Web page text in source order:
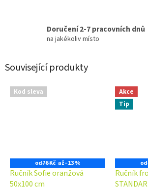
Doručení 2-7 pracovních dnů
na jakékoliv místo
Související produkty
Kod sleva
od76 Kč až–13 %
Ručník Sofie oranžová
50x100 cm
Akce
Tip
od
Ručník